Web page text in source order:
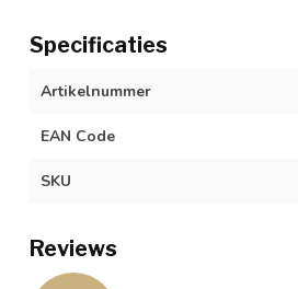
Specificaties
Artikelnummer
EAN Code
SKU
Reviews